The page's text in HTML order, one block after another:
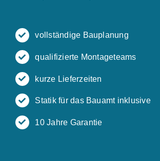
vollständige Bauplanung
qualifizierte Montageteams
kurze Lieferzeiten
Statik für das Bauamt inklusive
10 Jahre Garantie